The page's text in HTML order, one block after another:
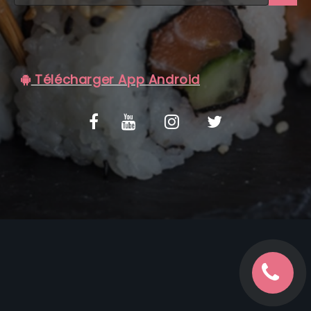
C.G.V
Télécharger App Android